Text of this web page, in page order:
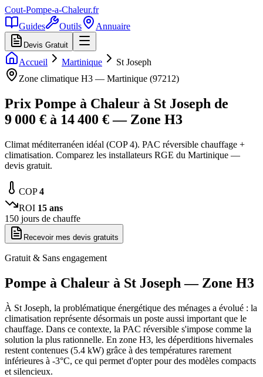
Cout-Pompe-a-Chaleur.fr
Guides
Outils Annuaire
Devis Gratuit
Accueil Martinique
St Joseph
Zone climatique H3 — Martinique (97212)
Prix Pompe à Chaleur à St Joseph de
9 000 € à 14 400 € — Zone H3
Climat méditerranéen idéal (COP 4). PAC réversible chauffage +
climatisation. Comparez les installateurs RGE du Martinique —
devis gratuit.
COP4
ROI 15 ans
150 jours de chauffe
Recevoir mes devis gratuits
Gratuit & Sans engagement
Pompe à Chaleur à St Joseph — Zone H3
À St Joseph, la problématique énergétique des ménages a évolué : la
climatisation représente désormais un poste aussi important que le
chauffage. Dans ce contexte, la PAC réversible s'impose comme la
solution la plus rationnelle. En zone H3, les déperditions hivernales
restent contenues (5.4 kW) grâce à des températures rarement
inférieures à -3°C, ce qui permet d'opter pour des modèles compacts
et silencieux.